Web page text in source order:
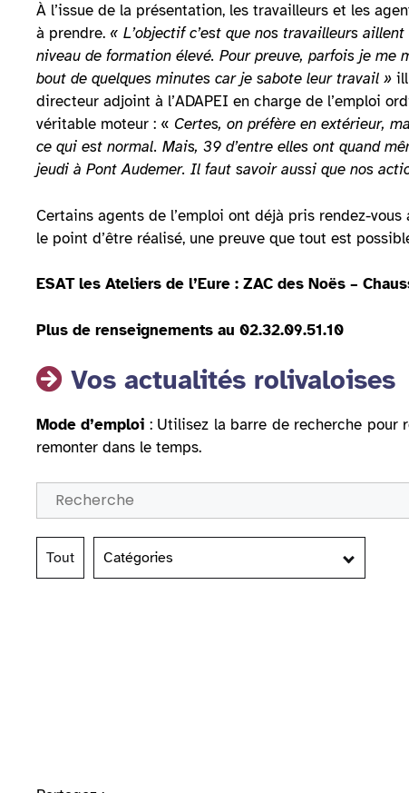
À l’issue de la présentation, les travailleurs et les
à prendre. « L’objectif c’est que nos travailleurs
niveau de formation élevé. Pour preuve, parfois je
bout de quelques minutes car je sabote leur travail »
directeur adjoint à l’ADAPEI en charge de l’emploi
véritable moteur : « Certes, on préfère en extérieur,
ce qui est normal. Mais, 39 d’entre elles ont quand
jeudi à Pont Audemer. Il faut savoir aussi que nos
Certains agents de l’emploi ont déjà pris rendez-
le point d’être réalisé, une preuve que tout est
ESAT les Ateliers de l’Eure : ZAC des Noës –
Plus de renseignements au 02.32.09.51.10
Vos actualités rolivaloises
Mode d’emploi : Utilisez la barre de recherche pour
remonter dans le temps.
Tout Catégories